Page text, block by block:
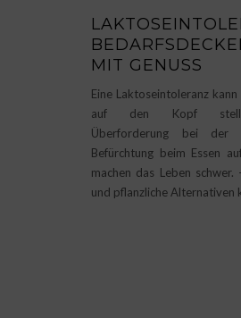
MIT GENUSS
Eine Laktoseintoleranz
auf den Kopf stellen.
Überforderung bei der
Befürchtung beim Essen
machen das Leben schwer.
und pflanzliche Alternativen